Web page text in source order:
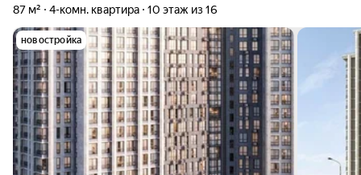
87 м² 4-комн. квартира 10 этаж из 16
новостройка